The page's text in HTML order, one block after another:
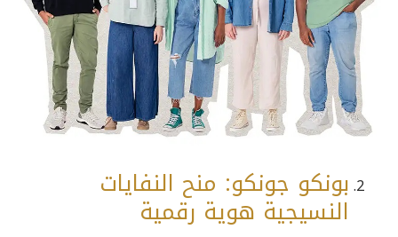
بونكو جونكو: منح النفايات
النسيجية هوية رقمية